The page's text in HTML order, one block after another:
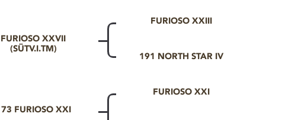
FURIOSO XXVII
(SÜTV.I.TM)
FURIOSO XXIII
191 NORTH STAR IV
FURIOSO XXI
FURIOSO XXI